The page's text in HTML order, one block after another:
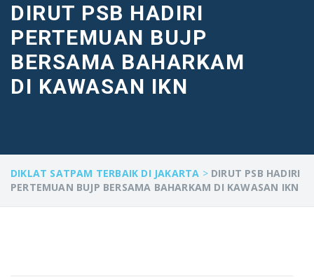
DIRUT PSB HADIRI
PERTEMUAN BUJP
BERSAMA BAHARKAM
DI KAWASAN IKN
DIKLAT SATPAM TERBAIK DI JAKARTA > DIRUT PSB HADIRI
PERTEMUAN BUJP BERSAMA BAHARKAM DI KAWASAN IKN